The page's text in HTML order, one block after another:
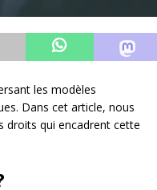
les modèles
Dans cet article, nous
droits qui encadrent cette